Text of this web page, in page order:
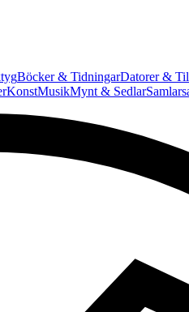
Böcker & TidningarDatorer &
KonstMusikMynt & Sedlar